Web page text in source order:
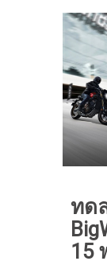
ทด
15